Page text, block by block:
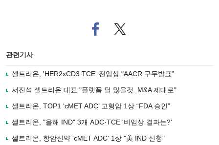
페
이
로
사
유
기
트위
터로
관련기사
셀트리온, 'HER2xCD3 TCE' 전임상 "AACR 구두발표"
서진석 셀트리온 대표 "플랫폼 딜 많을것..M&A 제대로"
셀트리온, TOP1 ‘cMET ADC’ 고형암 1상 “FDA 승인”
셀트리온, "올해 IND" 3개 ADC·TCE '비임상 결과는?'
셀트리온, 항암신약 'cMET ADC' 1상 "美 IND 신청"